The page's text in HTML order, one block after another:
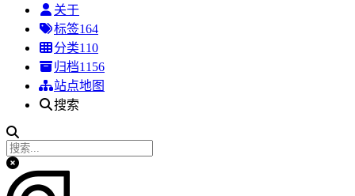
关于
标签164
分类110
归档1156
站点地图
搜索